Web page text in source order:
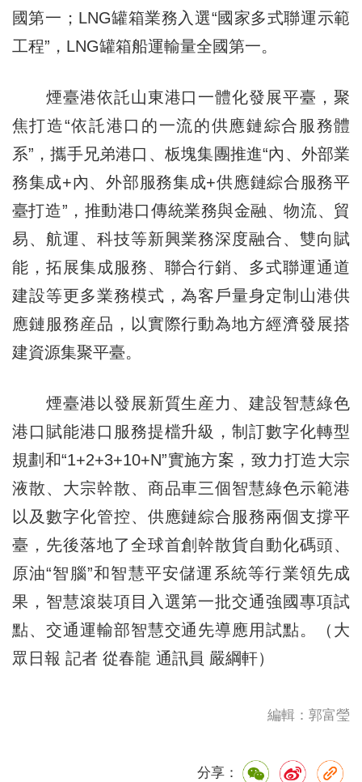
國第一；LNG罐箱業務入選“國家多式聯運示範
工程”，LNG罐箱船運輸量全國第一。
煙臺港依託山東港口一體化發展平臺，聚
焦打造“依託港口的一流的供應鏈綜合服務體
系”，攜手兄弟港口、板塊集團推進“內、外部業
務集成+內、外部服務集成+供應鏈綜合服務平
臺打造”，推動港口傳統業務與金融、物流、貿
易、航運、科技等新興業務深度融合、雙向賦
能，拓展集成服務、聯合行銷、多式聯運通道
建設等更多業務模式，為客戶量身定制山港供
應鏈服務産品，以實際行動為地方經濟發展搭
建資源集聚平臺。
煙臺港以發展新質生産力、建設智慧綠色
港口賦能港口服務提檔升級，制訂數字化轉型
規劃和“1+2+3+10+N”實施方案，致力打造大宗
液散、大宗幹散、商品車三個智慧綠色示範港
以及數字化管控、供應鏈綜合服務兩個支撐平
臺，先後落地了全球首創幹散貨自動化碼頭、
原油“智腦”和智慧平安儲運系統等行業領先成
果，智慧滾裝項目入選第一批交通強國專項試
點、交通運輸部智慧交通先導應用試點。（大
眾日報 記者 從春龍 通訊員 嚴綱軒）
編輯：郭富瑩
分享：